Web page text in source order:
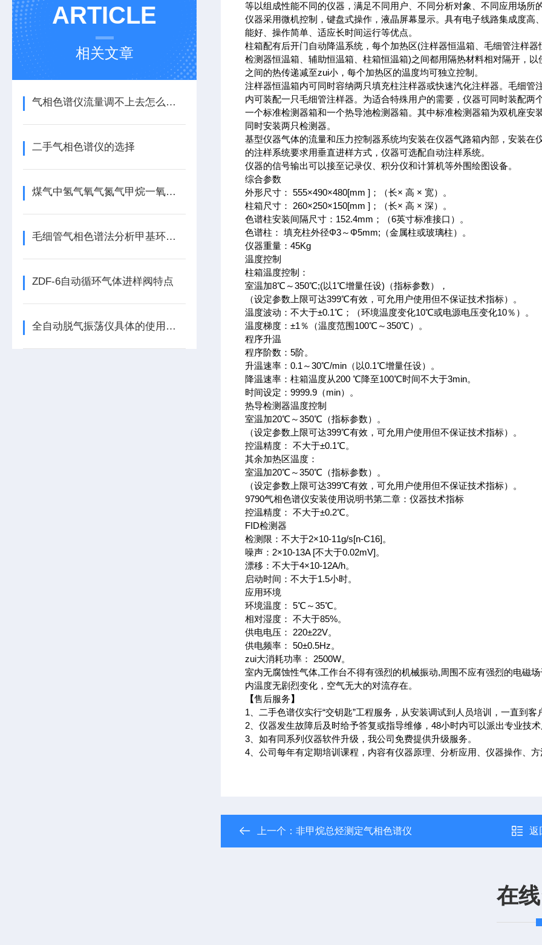
ARTICLE
相关文章
气相色谱仪流量调不上去怎么检查？
二手气相色谱仪的选择
煤气中氢气氧气氮气甲烷一氧化碳含量气相色谱分析方法
毛细管气相色谱法分析甲基环己基二甲氧基硅烷方法及原理
ZDF-6自动循环气体进样阀特点
全自动脱气振荡仪具体的使用方法如下
等以组成性能不同的仪器，满足不同用户、不同分析对象、不同应用场所
仪器采用微机控制，键盘式操作，液晶屏幕显示。具有电子线路集成度高
能好、操作简单、适应长时间运行等优点。
柱箱配有后开门自动降温系统，每个加热区(注样器恒温箱、毛细管注样器
检测器恒温箱、辅助恒温箱、柱箱恒温箱)之间都用隔热材料相对隔开，以
之间的热传递减至zui小，每个加热区的温度均可独立控制。
注样器恒温箱内可同时容纳两只填充柱注样器或快速汽化注样器。毛细管
内可装配一只毛细管注样器。为适合特殊用户的需要，仪器可同时装配两
一个标准检测器箱和一个热导池检测器箱。其中标准检测器箱为双机座安
同时安装两只检测器。
基型仪器气体的流量和压力控制器系统均安装在仪器气路箱内部，安装在
的注样系统要求用垂直进样方式，仪器可选配自动注样系统。
仪器的信号输出可以接至记录仪、积分仪和计算机等外围绘图设备。
综合参数
外形尺寸： 555×490×480[mm ]；（长× 高 × 宽）。
柱箱尺寸： 260×250×150[mm ]；（长× 高 × 深）。
色谱柱安装间隔尺寸：152.4mm；（6英寸标准接口）。
色谱柱： 填充柱外径Φ3～Φ5mm;（金属柱或玻璃柱）。
仪器重量：45Kg
温度控制
柱箱温度控制：
室温加8℃～350℃;(以1℃增量任设)（指标参数），
（设定参数上限可达399℃有效，可允用户使用但不保证技术指标）。
温度波动：不大于±0.1℃；（环境温度变化10℃或电源电压变化10％）。
温度梯度：±1％（温度范围100℃～350℃）。
程序升温
程序阶数：5阶。
升温速率：0.1～30℃/min（以0.1℃增量任设）。
降温速率：柱箱温度从200 ℃降至100℃时间不大于3min。
时间设定：9999.9（min）。
热导检测器温度控制
室温加20℃～350℃（指标参数）。
（设定参数上限可达399℃有效，可允用户使用但不保证技术指标）。
控温精度： 不大于±0.1℃。
其余加热区温度：
室温加20℃～350℃（指标参数）。
（设定参数上限可达399℃有效，可允用户使用但不保证技术指标）。
9790气相色谱仪安装使用说明书第二章：仪器技术指标
控温精度： 不大于±0.2℃。
FID检测器
检测限：不大于2×10-11g/s[n-C16]。
噪声：2×10-13A [不大于0.02mV]。
漂移：不大于4×10-12A/h。
启动时间：不大于1.5小时。
应用环境
环境温度： 5℃～35℃。
相对湿度： 不大于85%。
供电电压： 220±22V。
供电频率： 50±0.5Hz。
zui大消耗功率： 2500W。
室内无腐蚀性气体,工作台不得有强烈的机械振动,周围不应有强烈的电磁
内温度无剧烈变化，空气无大的对流存在。
【售后服务】
1、二手色谱仪实行“交钥匙”工程服务，从安装调试到人员培训，一直到客
2、仪器发生故障后及时给予答复或指导维修，48小时内可以派出专业技
3、如有同系列仪器软件升级，我公司免费提供升级服务。
4、公司每年有定期培训课程，内容有仪器原理、分析应用、仪器操作、
上一个： 非甲烷总烃测定气相色谱仪 返
在